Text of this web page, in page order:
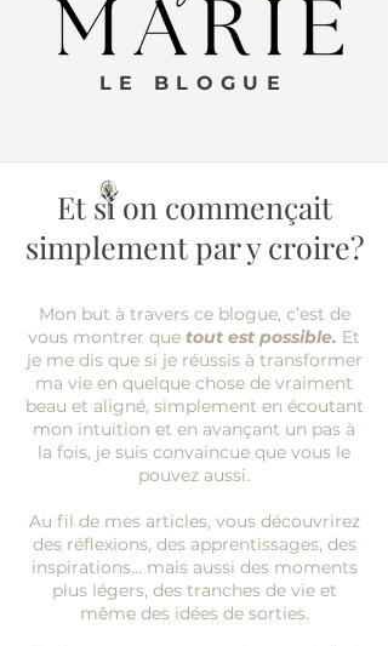
LE BLOGUE
Et si on commençait
simplement par y croire?
Mon but à travers ce blogue, c’est de
vous montrer que tout est possible. Et
je me dis que si je réussis à transformer
ma vie en quelque chose de vraiment
beau et aligné, simplement en écoutant
mon intuition et en avançant un pas à
la fois, je suis convaincue que vous le
pouvez aussi.
Au fil de mes articles, vous découvrirez
des réflexions, des apprentissages, des
inspirations… mais aussi des moments
plus légers, des tranches de vie et
même des idées de sorties.